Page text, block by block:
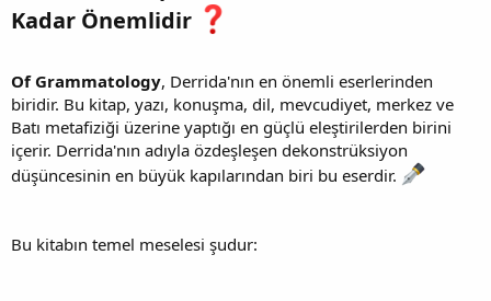
Kadar Önemlidir
Of Grammatology, Derrida'nın en önemli eserlerinden
biridir. Bu kitap, yazı, konuşma, dil, mevcudiyet, merkez ve
Batı metafiziği üzerine yaptığı en güçlü eleştirilerden birini
içerir. Derrida'nın adıyla özdeşleşen dekonstrüksiyon
düşüncesinin en büyük kapılarından biri bu eserdir.
Bu kitabın temel meselesi şudur: